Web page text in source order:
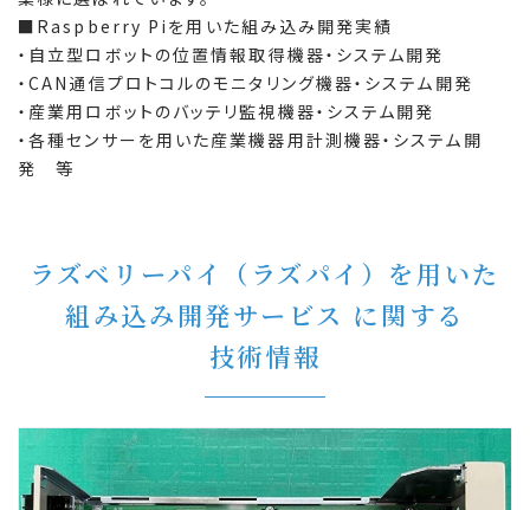
■Raspberry Piを用いた組み込み開発実績
・自立型ロボットの位置情報取得機器・システム開発
・CAN通信プロトコルのモニタリング機器・システム開発
・産業用ロボットのバッテリ監視機器・システム開発
・各種センサーを用いた産業機器用計測機器・システム開
発 等
ラズベリーパイ（ラズパイ）を用いた
組み込み開発サービス に関する
技術情報